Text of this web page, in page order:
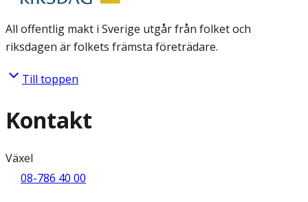
All offentlig makt i Sverige utgår från folket och
riksdagen är folkets främsta företrädare.
Till toppen
Kontakt
Växel
08-786 40 00